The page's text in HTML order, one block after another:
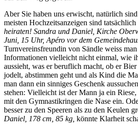
Aber Sie haben uns erwischt, natürlich
meisten Hochzeitsanzeigen sind
heiraten! Sandra und Daniel, Kirche
Juni, 15 Uhr, Apéro vor dem
Turnvereinsfreundin von Sändle weiss
Informationen vielleicht nicht einmal, wie
aussieht, was er beruflich macht, ob er
jodelt, abstimmen geht und als Kind die
man dann ein sinniges Geschenk
stehen: Vielleicht ist der Mann ja ein
mit den Gymnastikringen die Nase ein.
besser zu den Speeren als zu den Keulen
Daniel, 178 cm, 85 kg, könnte Klarheit